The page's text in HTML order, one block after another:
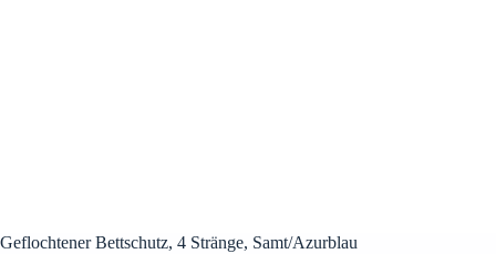
Geflochtener Bettschutz, 4 Stränge, Samt/Azurblau